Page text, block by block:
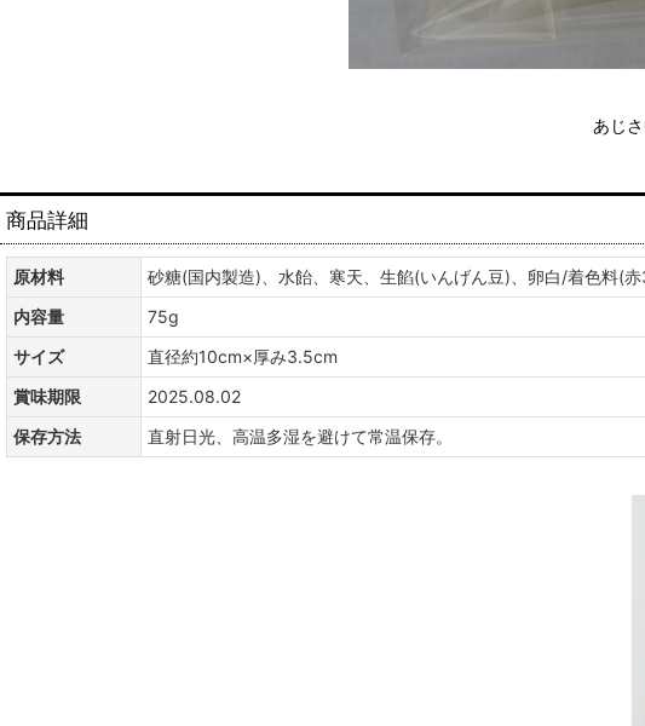
あじ
商品詳細
原材料
砂糖(国内製造)、水飴、寒天、生餡(いんげん豆)、卵白/着色料(
内容量
75g
サイズ
直径約10cm×厚み3.5cm
賞味期限
2025.08.02
保存方法
直射日光、高温多湿を避けて常温保存。